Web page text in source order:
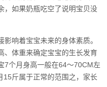
，如果奶瓶吃空了说明宝贝没
响着宝宝未来的身体素质。
、体重来确定宝宝的生长发育
7个月身高一般在64～70CM左
斤属于正常的范围之，家长